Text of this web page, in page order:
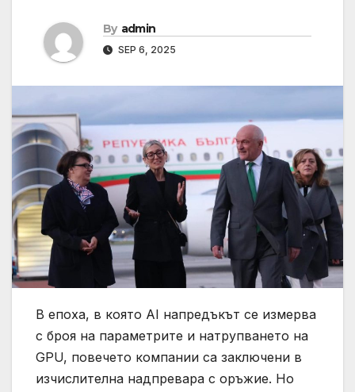
By admin
SEP 6, 2025
В епоха, в която AI напредъкът се измерва
с броя на параметрите и натрупването на
GPU, повечето компании са заключени в
изчислителна надпревара с оръжие. Но